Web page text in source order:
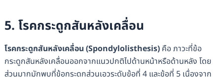
5. โรคกระดูกสันหลังเคลื่อน
โรคกระดูกสันหลังเคลื่อน (Spondylolisthesis)คือ ภาวะที่ข้อ
กระดูกสันหลังเคลื่อนออกจากแนวปกติไปด้านหน้าหรือด้านหลัง โดย
ส่วนมากมักพบที่ข้อกระดูกส่วนเอวระดับข้อที่ 4 และข้อที่ 5 เนื่องจาก